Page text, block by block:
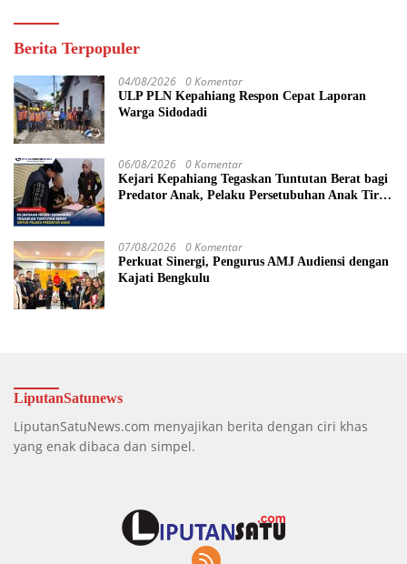
Berita Terpopuler
04/08/2026 0 Komentar
ULP PLN Kepahiang Respon Cepat Laporan
Warga Sidodadi
06/08/2026 0 Komentar
Kejari Kepahiang Tegaskan Tuntutan Berat bagi
Predator Anak, Pelaku Persetubuhan Anak Tiri
07/08/2026 0 Komentar
Perkuat Sinergi, Pengurus AMJ Audiensi dengan
Kajati Bengkulu
LiputanSatunews
LiputanSatuNews.com menyajikan berita dengan ciri khas
yang enak dibaca dan simpel.